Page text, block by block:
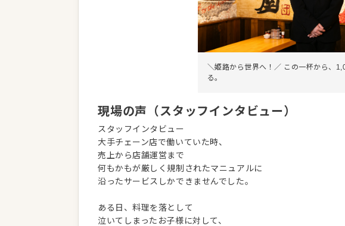
＼姫路から世界へ！／ この一杯から、
る。
現場の声（スタッフインタビュー）
スタッフインタビュー
大手チェーン店で働いていた時、
売上から店舗運営まで
何もかもが厳しく規制されたマニュアルに
沿ったサービスしかできませんでした。
ある日、料理を落として
泣いてしまったお子様に対して、